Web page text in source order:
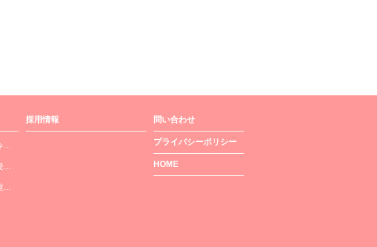
…
…
…
採用情報 問い合わせ
プライバシーポリシー
HOME